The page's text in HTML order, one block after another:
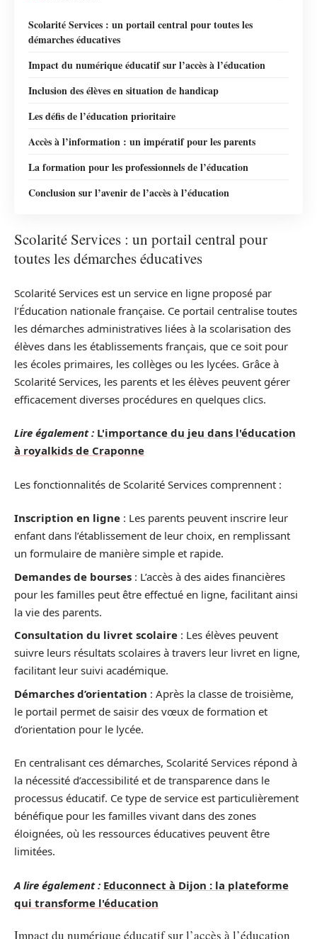
Scolarité Services : un portail central pour toutes les
démarches éducatives
Impact du numérique éducatif sur l’accès à l’éducation
Inclusion des élèves en situation de handicap
Les défis de l’éducation prioritaire
Accès à l’information : un impératif pour les parents
La formation pour les professionnels de l’éducation
Conclusion sur l’avenir de l’accès à l’éducation
Scolarité Services : un portail central pour
toutes les démarches éducatives
Scolarité Services est un service en ligne proposé par
l’Éducation nationale française. Ce portail centralise toutes
les démarches administratives liées à la scolarisation des
élèves dans les établissements français, que ce soit pour
les écoles primaires, les collèges ou les lycées. Grâce à
Scolarité Services, les parents et les élèves peuvent gérer
efficacement diverses procédures en quelques clics.
Lire également : L'importance du jeu dans l'éducation
à royalkids de Craponne
Les fonctionnalités de Scolarité Services comprennent :
Inscription en ligne : Les parents peuvent inscrire leur
enfant dans l’établissement de leur choix, en remplissant
un formulaire de manière simple et rapide.
Demandes de bourses : L’accès à des aides financières
pour les familles peut être effectué en ligne, facilitant ainsi
la vie des parents.
Consultation du livret scolaire : Les élèves peuvent
suivre leurs résultats scolaires à travers leur livret en ligne,
facilitant leur suivi académique.
Démarches d’orientation : Après la classe de troisième,
le portail permet de saisir des vœux de formation et
d’orientation pour le lycée.
En centralisant ces démarches, Scolarité Services répond à
la nécessité d’accessibilité et de transparence dans le
processus éducatif. Ce type de service est particulièrement
bénéfique pour les familles vivant dans des zones
éloignées, où les ressources éducatives peuvent être
limitées.
A lire également : Educonnect à Dijon : la plateforme
qui transforme l'éducation
Impact du numérique éducatif sur l’accès à l’éducation